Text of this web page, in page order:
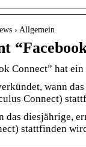
› Allgemein
Connect” hat
wann
Connect)
das diesjährige,
stattfinden